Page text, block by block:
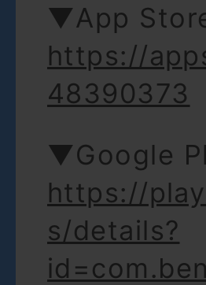
▼App
https://
48390373
▼Google
https://
s/details?